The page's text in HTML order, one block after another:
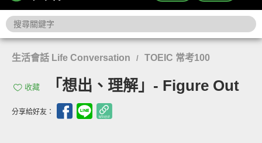
生活會話 Life Conversation / TOEIC 常考100
收藏 「想出、理解」- Figure Out
分享給好友：